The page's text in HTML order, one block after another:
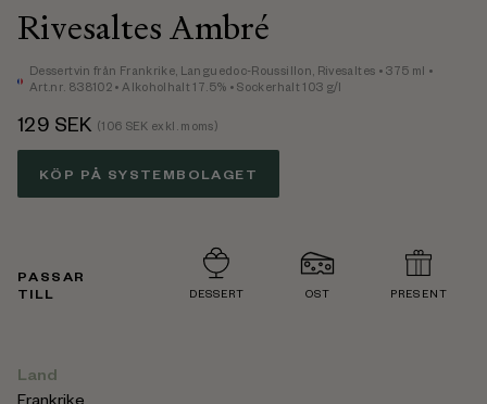
Rivesaltes Ambré
Dessertvin från Frankrike, Languedoc-Roussillon, Rivesaltes • 375 ml •
Art.nr. 838102 • Alkoholhalt 17.5% • Sockerhalt 103 g/l
129 SEK (106 SEK exkl. moms)
KÖP PÅ SYSTEMBOLAGET
PASSAR
TILL
DESSERT OST PRESENT
Land